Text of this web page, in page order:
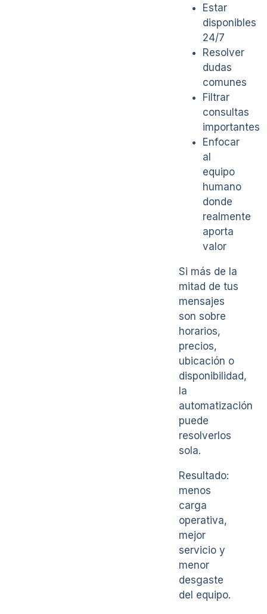
Estar
disponibles
24/7
Resolver
dudas
comunes
Filtrar
consultas
importantes
Enfocar
al
equipo
humano
donde
realmente
aporta
valor
Si más de la
mitad de tus
mensajes
son sobre
horarios,
precios,
ubicación o
disponibilidad,
la
automatización
puede
resolverlos
sola.
Resultado:
menos
carga
operativa,
mejor
servicio y
menor
desgaste
del equipo.